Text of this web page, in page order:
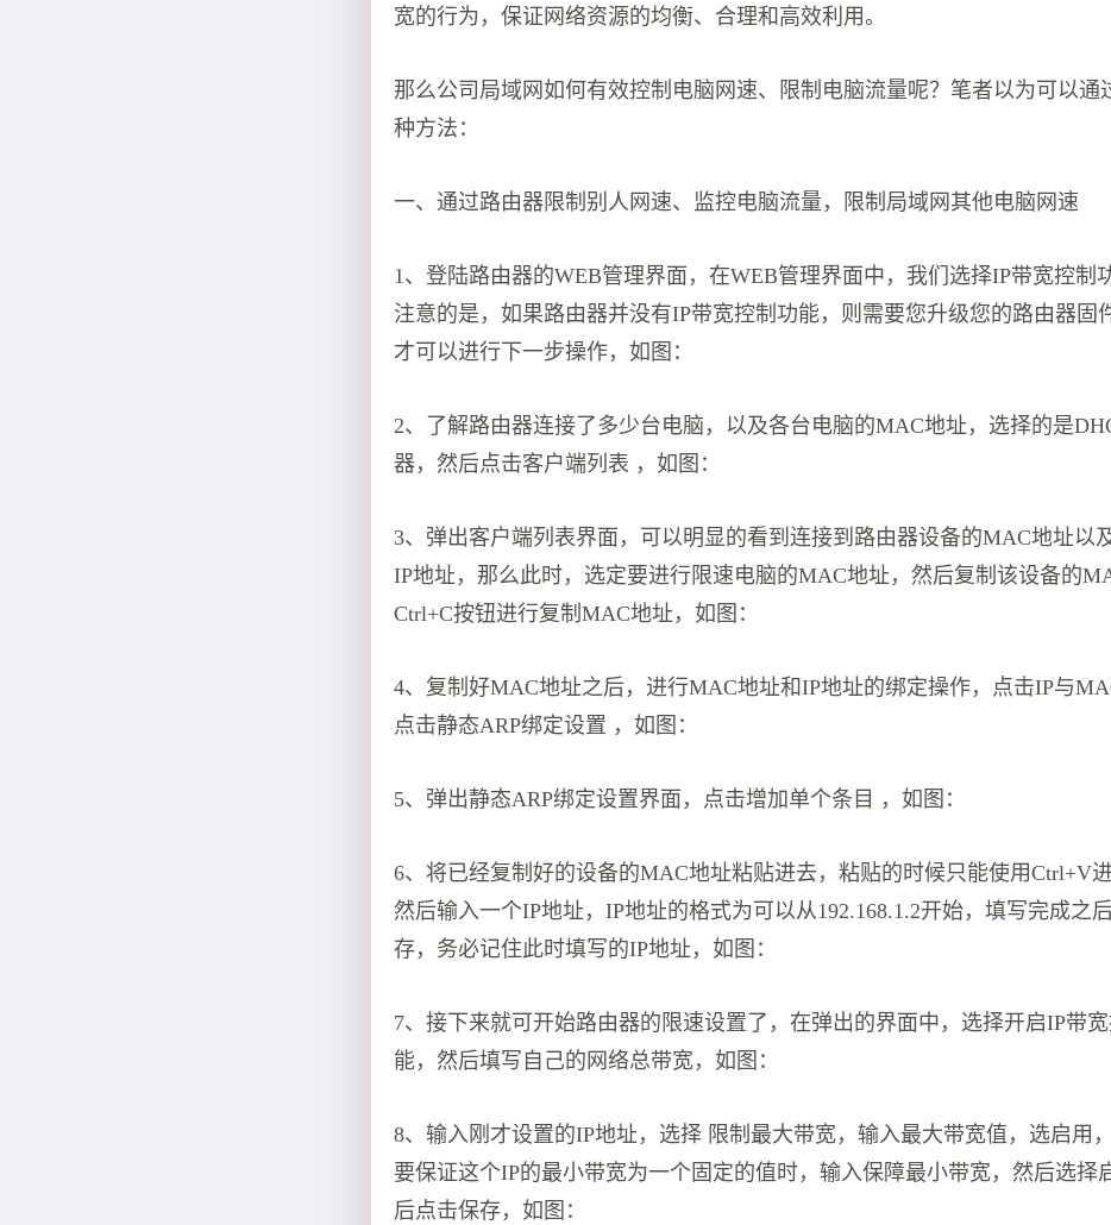
宽的行为，保证网络资源的均衡、合理和高效利用。
那么公司局域网如何有效控制电脑网速、限制电脑流量呢？笔者以为可以通
种方法：
一、通过路由器限制别人网速、监控电脑流量，限制局域网其他电脑网速
1、登陆路由器的WEB管理界面，在WEB管理界面中，我们选择IP带宽控制
注意的是，如果路由器并没有IP带宽控制功能，则需要您升级您的路由器固
才可以进行下一步操作，如图：
2、了解路由器连接了多少台电脑，以及各台电脑的MAC地址，选择的是
器，然后点击客户端列表 ，如图：
3、弹出客户端列表界面，可以明显的看到连接到路由器设备的MAC地址以
IP地址，那么此时，选定要进行限速电脑的MAC地址，然后复制该设备的
Ctrl+C按钮进行复制MAC地址，如图：
4、复制好MAC地址之后，进行MAC地址和IP地址的绑定操作，点击IP与
点击静态ARP绑定设置 ，如图：
5、弹出静态ARP绑定设置界面，点击增加单个条目 ，如图：
6、将已经复制好的设备的MAC地址粘贴进去，粘贴的时候只能使用Ctrl+V进
然后输入一个IP地址，IP地址的格式为可以从192.168.1.2开始，填写完成之
存，务必记住此时填写的IP地址，如图：
7、接下来就可开始路由器的限速设置了，在弹出的界面中，选择开启IP带
能，然后填写自己的网络总带宽，如图：
8、输入刚才设置的IP地址，选择 限制最大带宽，输入最大带宽值，选启用
要保证这个IP的最小带宽为一个固定的值时，输入保障最小带宽，然后选择
后点击保存，如图：